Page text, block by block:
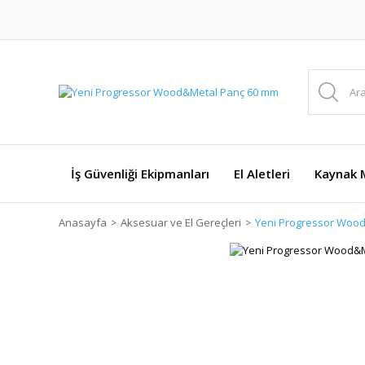
İş Güvenliği Ekipmanları El Aletleri Kaynak
Anasayfa Aksesuar ve El Gereçleri Yeni Progressor